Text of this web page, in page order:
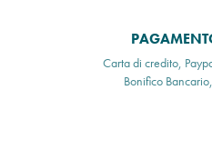
Carta di credito,
Bonifico